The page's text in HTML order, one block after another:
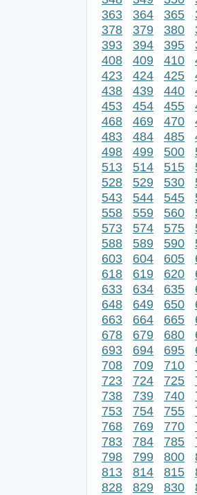
363
364 365
378
379 380
393
394 395
408
409 410
423
424 425
438
439 440
453
454 455
468
469 470
483
484 485
498
499 500
513
514 515
528
529 530
543
544 545
558
559 560
573
574 575
588
589 590
603
604 605
618
619 620
633
634 635
648
649 650
663
664 665
678
679 680
693
694 695
708
709 710
723
724 725
738
739 740
753
754 755
768
769 770
783
784 785
798
799 800
813
814 815
828
829 830